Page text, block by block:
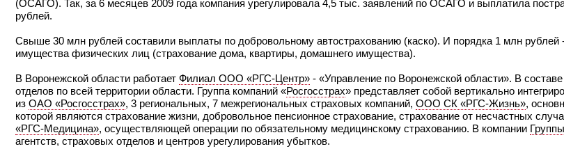
(ОСАГО). Так, за 6 месяцев 2009 года компания урегулировала 4,5 тыс. заявлений по ОСАГО и выплатила
рублей.
Свыше 30 млн рублей составили выплаты по добровольному автострахованию (каско). И порядка 1 млн рублей
имущества физических лиц (страхование дома, квартиры, домашнего имущества).
В Воронежской области работает Филиал ООО «РГС-Центр» - «Управление по Воронежской области». В
отделов по всей территории области. Группа компаний «Росгосстрах» представляет собой вертикально
из ОАО «Росгосстрах», 3 региональных, 7 межрегиональных страховых компаний, ООО СК «РГС-Жизнь»,
которой являются страхование жизни, добровольное пенсионное страхование, страхование от несчастных
«РГС-Медицина», осуществляющей операции по обязательному медицинскому страхованию. В компании Группы
агентств, страховых отделов и центров урегулирования убытков.